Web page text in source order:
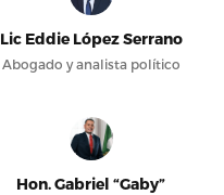
Lic Eddie López Serrano
Abogado y analista político
Hon. Gabriel “Gaby”